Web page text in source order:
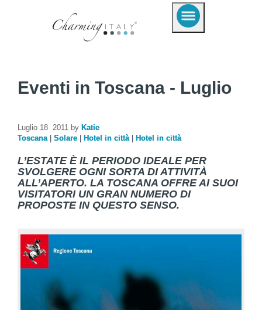
Eventi in Toscana - Luglio
Luglio 18 2011 by Katie
Toscana
Solare Hotel in città Hotel in città
L’ESTATE È IL PERIODO IDEALE PER
SVOLGERE OGNI SORTA DI ATTIVITÀ
ALL’APERTO. LA TOSCANA OFFRE AI SUOI
VISITATORI UN GRAN NUMERO DI
PROPOSTE IN QUESTO SENSO.